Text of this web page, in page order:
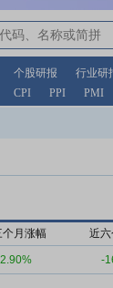
个股研报 行业研
CPI PPI PMI
个月涨幅 近
-